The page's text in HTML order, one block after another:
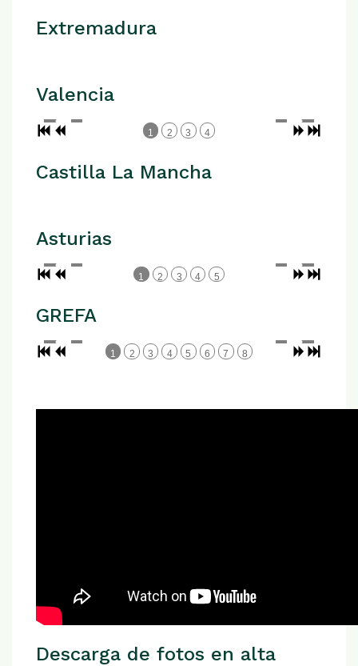
Extremadura
Valencia
1 2 3 4
Castilla La Mancha
Asturias
1 2 3 4 5
GREFA
1 2 3 4 5 6 7 8
Descarga de fotos en alta